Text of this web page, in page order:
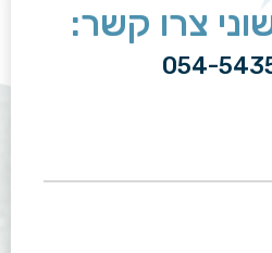
צרו קשר:
054-